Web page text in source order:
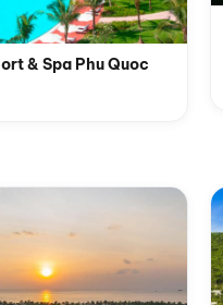
& Spa Phu Quoc